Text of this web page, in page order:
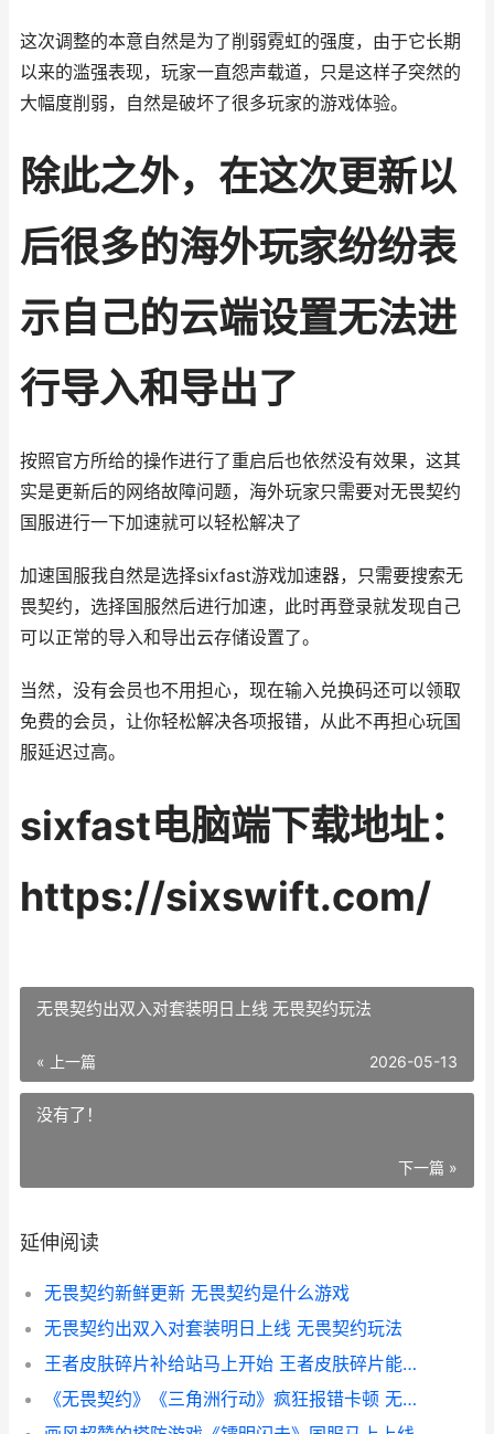
这次调整的本意自然是为了削弱霓虹的强度，由于它长期
以来的滥强表现，玩家一直怨声载道，只是这样子突然的
大幅度削弱，自然是破坏了很多玩家的游戏体验。
除此之外，在这次更新以
后很多的海外玩家纷纷表
示自己的云端设置无法进
行导入和导出了
按照官方所给的操作进行了重启后也依然没有效果，这其
实是更新后的网络故障问题，海外玩家只需要对无畏契约
国服进行一下加速就可以轻松解决了
加速国服我自然是选择sixfast游戏加速器，只需要搜索无
畏契约，选择国服然后进行加速，此时再登录就发现自己
可以正常的导入和导出云存储设置了。
当然，没有会员也不用担心，现在输入兑换码还可以领取
免费的会员，让你轻松解决各项报错，从此不再担心玩国
服延迟过高。
sixfast电脑端下载地址：
https://sixswift.com/
无畏契约出双入对套装明日上线 无畏契约玩法
« 上一篇 2026-05-13
没有了！
下一篇 »
延伸阅读
无畏契约新鲜更新 无畏契约是什么游戏
无畏契约出双入对套装明日上线 无畏契约玩法
王者皮肤碎片补给站马上开始 王者皮肤碎片能兑换什么皮肤
《无畏契约》《三角洲行动》疯狂报错卡顿 无畏契约官网